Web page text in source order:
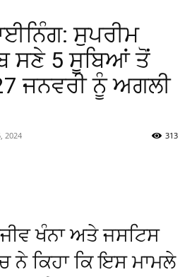
ਸੁਪਰੀਮ
ਸਣੇ 5 ਸੂਬਿਆਂ ਤੋਂ
ਜਨਵਰੀ ਨੂੰ ਅਗਲੀ
2024 313
ਖੰਨਾ ਅਤੇ ਜਸਟਿਸ
ਨੇ ਕਿਹਾ ਕਿ ਇਸ ਮਾਮਲੇ